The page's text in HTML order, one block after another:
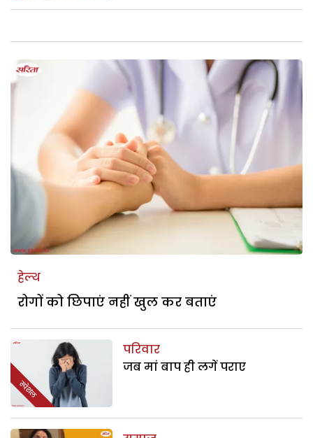
हेल्थ
रोगों को छिपाएं नहीं खुल कर बताएं
स्पेशल
परिवार
जब मां बाप ही लगें पराए